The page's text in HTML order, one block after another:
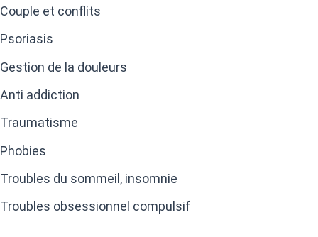
Couple et conflits
Psoriasis
Gestion de la douleurs
Anti addiction
Traumatisme
Phobies
Troubles du sommeil, insomnie
Troubles obsessionnel compulsif